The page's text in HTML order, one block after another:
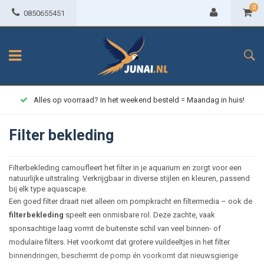
0850655451
0
Alles op voorraad? In het weekend besteld = Maandag in huis!
Filter bekleding
Filterbekleding camoufleert het filter in je aquarium en zorgt voor een
natuurlijke uitstraling. Verkrijgbaar in diverse stijlen en kleuren, passend
bij elk type aquascape.
Een goed filter draait niet alleen om pompkracht en filtermedia – ook de
filterbekleding speelt een onmisbare rol. Deze zachte, vaak
sponsachtige laag vormt de buitenste schil van veel binnen- of
modulaire filters. Het voorkomt dat grotere vuildeeltjes in het filter
binnendringen, beschermt de pomp én voorkomt dat nieuwsgierige